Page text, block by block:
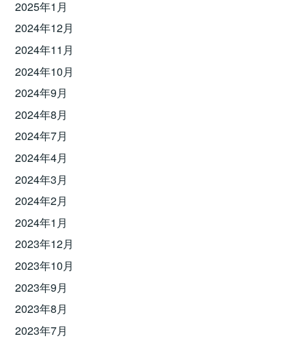
2025年1月
2024年12月
2024年11月
2024年10月
2024年9月
2024年8月
2024年7月
2024年4月
2024年3月
2024年2月
2024年1月
2023年12月
2023年10月
2023年9月
2023年8月
2023年7月